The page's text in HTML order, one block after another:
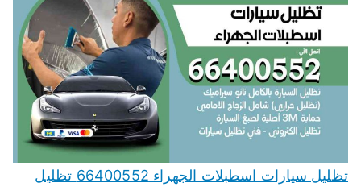
تظليل سيارات اسطبلات الجهراء 66400552 تظليل